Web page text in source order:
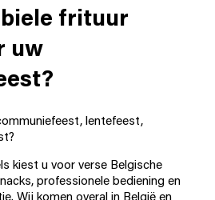
frituur
uw
lentefeest,
kiest u voor verse Belgische
professionele bediening en
Wij komen overal in België en